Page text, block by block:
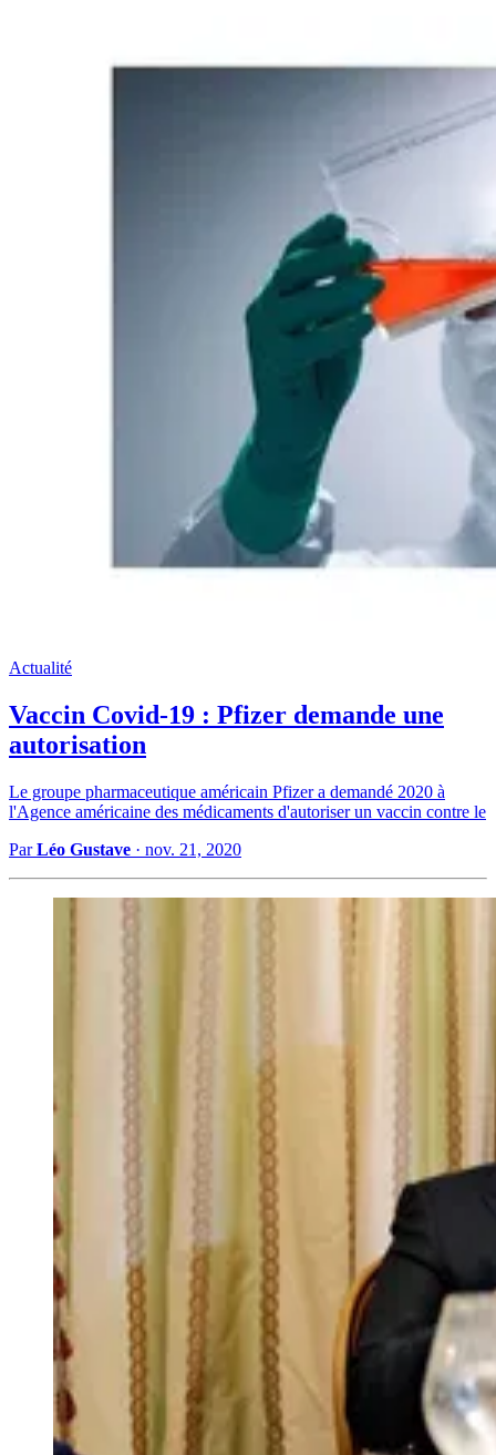
Actualité
Vaccin Covid-19 : Pfizer demande une
autorisation
Le groupe pharmaceutique américain Pfizer a demandé 2020 à
l'Agence américaine des médicaments d'autoriser un vaccin contre le
ParLéo Gustave · nov. 21, 2020